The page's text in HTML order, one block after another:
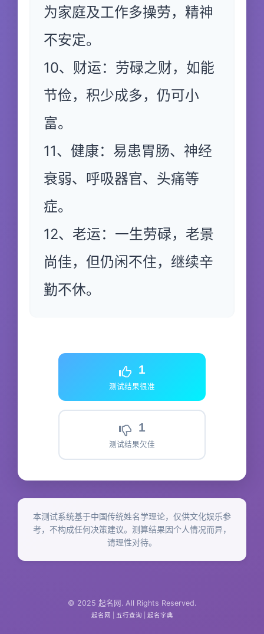
为家庭及工作多操劳，精神
不安定。
10、财运：劳碌之财，如能
节俭，积少成多，仍可小
富。
11、健康：易患胃肠、神经
衰弱、呼吸器官、头痛等
症。
12、老运：一生劳碌，老景
尚佳，但仍闲不住，继续辛
勤不休。
1
测试结果很准
1
测试结果欠佳
本测试系统基于中国传统姓名学理论，仅供文化娱乐参
考，不构成任何决策建议。测算结果因个人情况而异，
请理性对待。
© 2025 起名网. All Rights Reserved.
起名网 五行查询 起名字典